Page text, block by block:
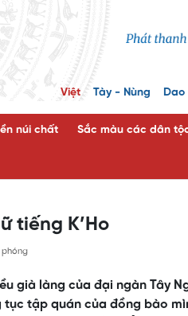
Việt Tày - Nùng Dao
núi chất Sắc màu các dân
tiếng K’Ho
phóng
già làng của đại ngàn Tây
tập quán của đồng bào